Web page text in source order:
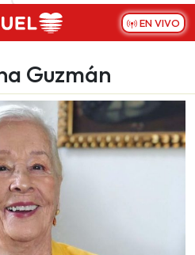
EN VIVO
Guzmán